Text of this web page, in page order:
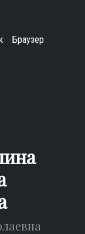
Браузер